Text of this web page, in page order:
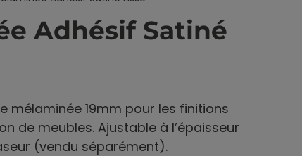
Adhésif Satiné
mélaminée 19mm pour les finitions
de meubles. Ajustable à l’épaisseur
(vendu séparément).